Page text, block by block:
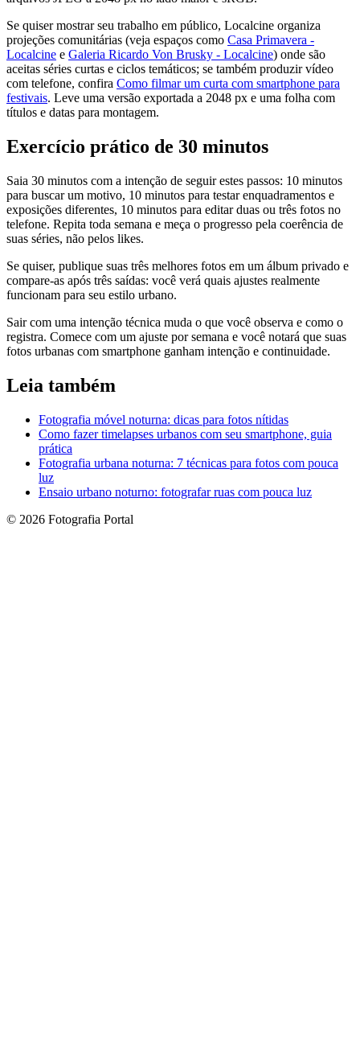
Se quiser mostrar seu trabalho em público, Localcine organiza
projeções comunitárias (veja espaços como Casa Primavera -
Localcine e Galeria Ricardo Von Brusky - Localcine) onde são
aceitas séries curtas e ciclos temáticos; se também produzir vídeo
com telefone, confira Como filmar um curta com smartphone para
festivais. Leve uma versão exportada a 2048 px e uma folha com
títulos e datas para montagem.
Exercício prático de 30 minutos
Saia 30 minutos com a intenção de seguir estes passos: 10 minutos
para buscar um motivo, 10 minutos para testar enquadramentos e
exposições diferentes, 10 minutos para editar duas ou três fotos no
telefone. Repita toda semana e meça o progresso pela coerência de
suas séries, não pelos likes.
Se quiser, publique suas três melhores fotos em um álbum privado e
compare-as após três saídas: você verá quais ajustes realmente
funcionam para seu estilo urbano.
Sair com uma intenção técnica muda o que você observa e como o
registra. Comece com um ajuste por semana e você notará que suas
fotos urbanas com smartphone ganham intenção e continuidade.
Leia também
Fotografia móvel noturna: dicas para fotos nítidas
Como fazer timelapses urbanos com seu smartphone, guia
prática
Fotografia urbana noturna: 7 técnicas para fotos com pouca
luz
Ensaio urbano noturno: fotografar ruas com pouca luz
© 2026 Fotografia Portal